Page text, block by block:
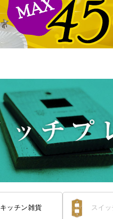
キッチン雑貨 スイ